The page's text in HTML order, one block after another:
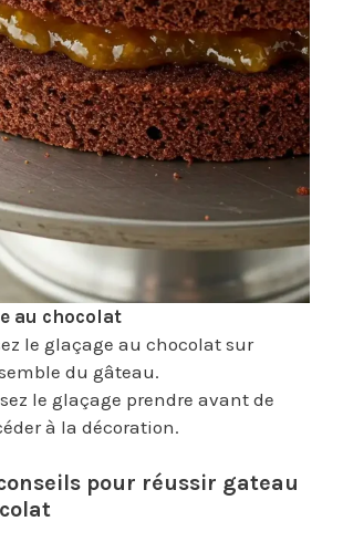
au chocolat
le glaçage au chocolat sur
du gâteau.
le glaçage prendre avant de
à la décoration.
pour réussir gateau